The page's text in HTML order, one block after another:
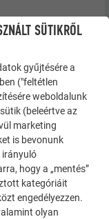
irány
SÜTIKRŐL
gyűjtésére a
("feltétlen
weboldalunk
(beleértve az
marketing
is bevonunk
irányuló
hogy a „mentés”
kategóriáit
engedélyezzen.
olyan